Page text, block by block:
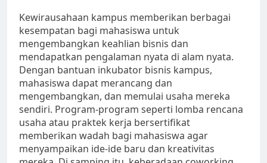
Kewirausahaan kampus memberikan berbagai
kesempatan bagi mahasiswa untuk
mengembangkan keahlian bisnis dan
mendapatkan pengalaman nyata di alam nyata.
Dengan bantuan inkubator bisnis kampus,
mahasiswa dapat merancang dan
mengembangkan, dan memulai usaha mereka
sendiri. Program-program seperti lomba rencana
usaha atau praktek kerja bersertifikat
memberikan wadah bagi mahasiswa agar
menyampaikan ide-ide baru dan kreativitas